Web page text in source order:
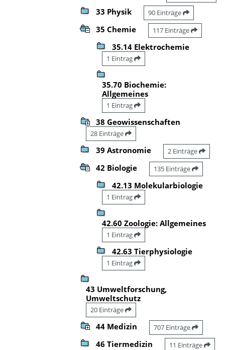
33 Physik 90 Einträge
35 Chemie 117 Einträge
35.14 Elektrochemie
1 Eintrag
35.70 Biochemie:
Allgemeines
1 Eintrag
38 Geowissenschaften
28 Einträge
39 Astronomie 2 Einträge
42 Biologie 135 Einträge
42.13 Molekularbiologie
1 Eintrag
42.60 Zoologie: Allgemeines
1 Eintrag
42.63 Tierphysiologie
1 Eintrag
43 Umweltforschung,
Umweltschutz
20 Einträge
44 Medizin 707 Einträge
46 Tiermedizin 11 Einträge